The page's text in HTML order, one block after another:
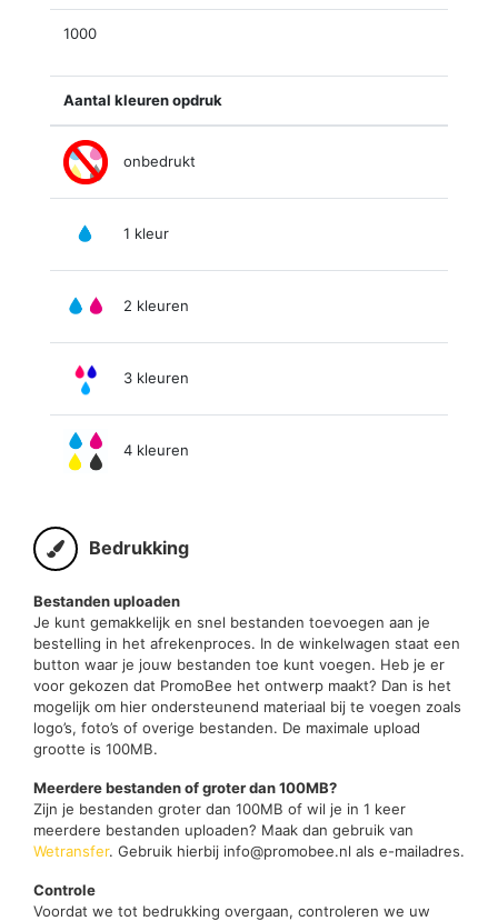
1000
Aantal kleuren opdruk
onbedrukt
1 kleur
2 kleuren
3 kleuren
4 kleuren
Bedrukking
Bestanden uploaden
Je kunt gemakkelijk en snel bestanden toevoegen aan je
bestelling in het afrekenproces. In de winkelwagen staat een
button waar je jouw bestanden toe kunt voegen. Heb je er
voor gekozen dat PromoBee het ontwerp maakt? Dan is het
mogelijk om hier ondersteunend materiaal bij te voegen zoals
logo’s, foto’s of overige bestanden. De maximale upload
grootte is 100MB.
Meerdere bestanden of groter dan 100MB?
Zijn je bestanden groter dan 100MB of wil je in 1 keer
meerdere bestanden uploaden? Maak dan gebruik van
Wetransfer. Gebruik hierbij info@promobee.nl als e-mailadres.
Controle
Voordat we tot bedrukking overgaan, controleren we uw